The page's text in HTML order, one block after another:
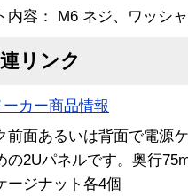
内容： M6 ネジ、ワッシ
リンク
ーカー商品情報
前面あるいは背面で電源
の2Uパネルです。奥行
ージナット各4個